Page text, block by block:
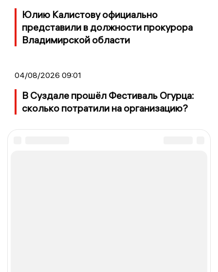
Юлию Калистову официально
представили в должности прокурора
Владимирской области
04/08/2026 09:01
В Суздале прошёл Фестиваль Огурца:
сколько потратили на организацию?